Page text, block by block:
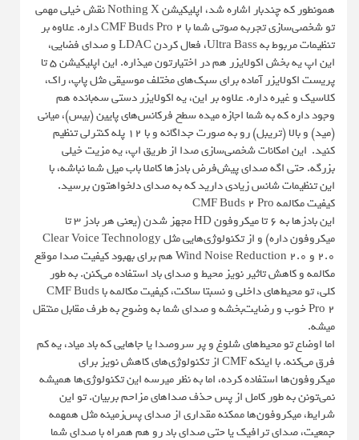
همونطور که چندبار اشاره شد، اپلیکیشن Nothing X نقش خیلی مهمی
تو شخصی‌سازی تجربه صوتی شما با CMF Buds Pro 2 داره. علاوه بر
تنظیمات مربوط به Ultra Bass، فعال کردن LDAC و صدای فضایی،
این اپ یه بخش اکولایزر هم در اختیارتون میذاره. این اپلیکیشن ۵ تا
پریست اکولایزر آماده برای سبک‌های مختلف موسیقی مثل پاپ، راک،
کلاسیک و غیره داره. علاوه بر این، یه اکولایزر دستی سه‌بانده هم
وجود داره که به شما اجازه میده سطح فرکانس‌های پایین (بیس)، میانی
(مید) و بالا (تریبل) رو به صورت جداگانه و با ۱۲ پله کنترلی تنظیم
کنید. این امکانات شخصی‌سازی صدا از طریق اپ، یه مزیت خیلی
بزرگه. حتی اگه صدای پیش‌فرض بادزها کاملا باب میل شما نباشه، با
این تنظیمات شانس زیادی دارید که به صدای دلخواهتون برسید.
کیفیت مکالمه CMF Buds 2 Pro
این بادزها به ۶ تا میکروفون HD مجهز شدن (یعنی هر بادز ۳ تا
میکروفون داره) و از تکنولوژی‌هایی مثل Clear Voice Technology
2.0 و Wind Noise Reduction 2.0 هم برای بهبود کیفیت صدا موقع
مکالمه و کاهش تاثیر نویز محیط و صدای باد استفاده می‌کنن. به طور
کلی، تو محیط‌های داخلی و نسبتا ساکت، کیفیت مکالمه با CMF Buds
Pro 2 خوب و رضایت‌بخشه و صدای شما به وضوح به طرف مقابل منتقل
میشه.
اما اوضاع تو محیط‌های شلوغ و پر سروصدا یا جاهایی که باد میاد، یه کم
فرق می‌کنه. با اینکه CMF از تکنولوژی‌های کاهش نویز برای
میکروفون‌ها استفاده کرده، اما به نظر میرسه این تکنولوژی‌ها همیشه
نمی‌تونن به طور کامل از پس حذف صداهای مزاحم بربیان. تو این
شرایط، میکروفون‌ها ممکنه مقداری از صدای پس‌زمینه مثل همهمه
جمعیت، صدای ترافیک یا حتی صدای باد رو هم همراه با صدای شما